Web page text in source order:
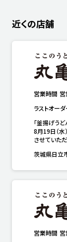
近くの店舗
営業時間
ラストオー
「釜揚げう
8月19日（水
させていただ
茨城県日立
営業時間